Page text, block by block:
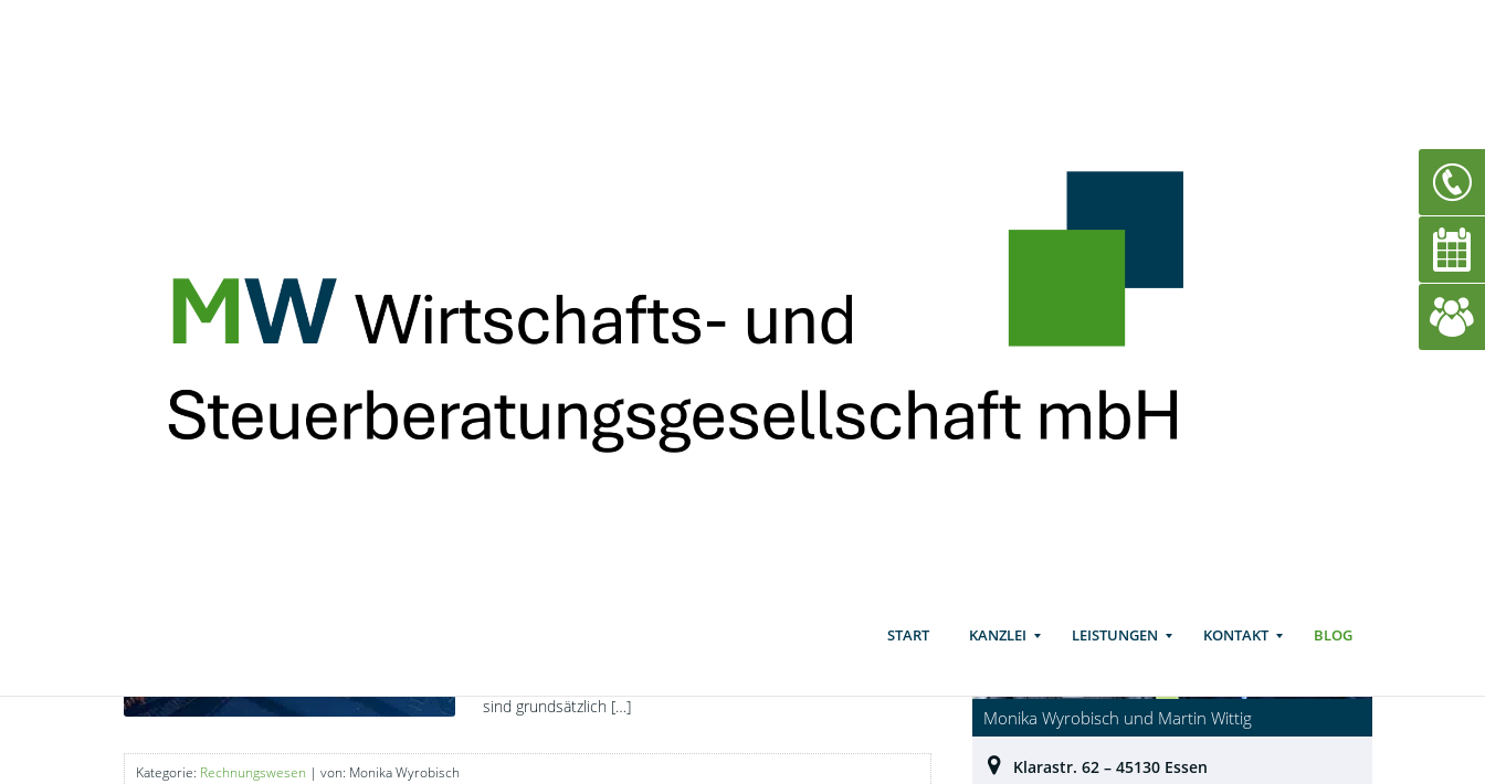
START KANZLEI LEISTUNGEN KONTAKT BLOG
– Verfahrensanweisung
Verfahrensanweisung
Handlungsempfehlung mit 12 Fragen für Sie
sind grundsätzlich […]
Kategorie: Rechnungswesen | von: Monika Wyrobisch
Monika Wyrobisch und Martin Wittig
Klarastr. 62 – 45130 Essen